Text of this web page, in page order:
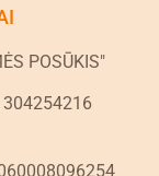
POSŪKIS"